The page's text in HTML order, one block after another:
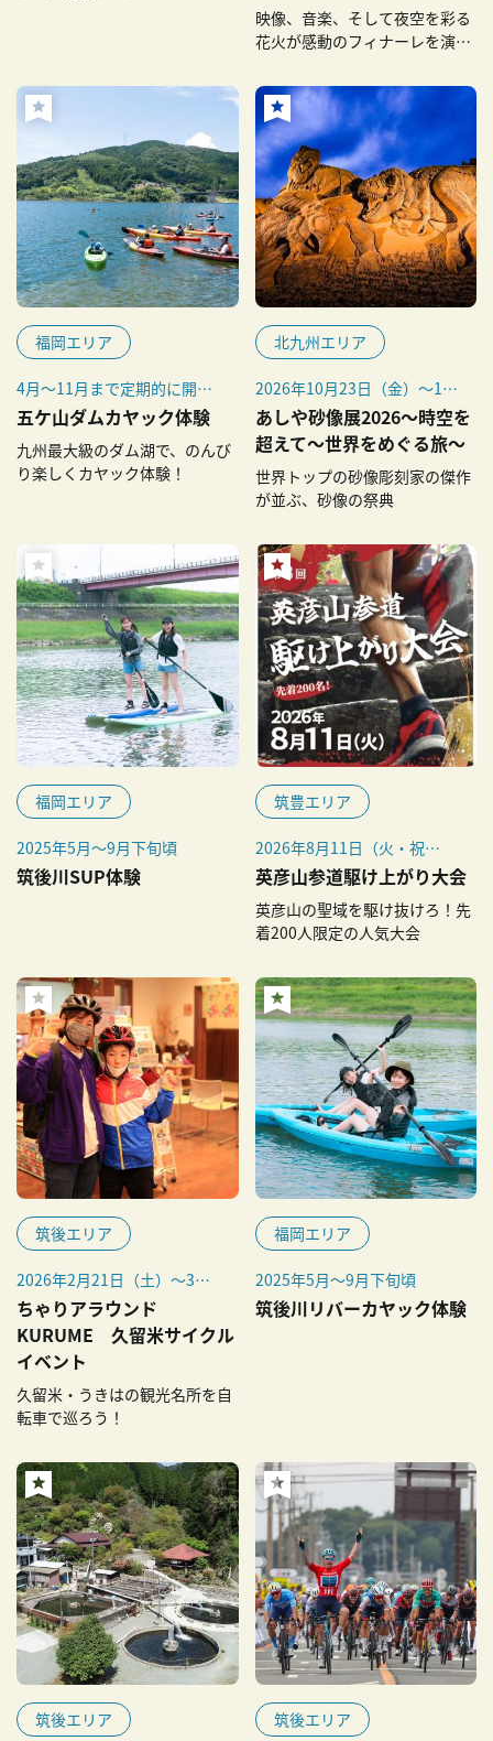
映像、音楽、そして夜空を彩る
花火が感動のフィナーレを演
福岡エリア
4月～11月まで定期的に開
催。詳細は下記予約サイトを
五ケ山ダムカヤック体験
九州最大級のダム湖で、のんび
り楽しくカヤック体験！
北九州エリア
2026年10月23日（金）～11
月8日（日）
あしや砂像展2026～時空を
超えて～世界をめぐる旅～
世界トップの砂像彫刻家の傑作
が並ぶ、砂像の祭典
福岡エリア
2025年5月～9月下旬頃
筑後川SUP体験
筑豊エリア
2026年8月11日（火・祝）
雨天決行・悪天中止
英彦山参道駆け上がり大会
英彦山の聖域を駆け抜けろ！先
着200人限定の人気大会
筑後エリア
2026年2月21日（土）～3月8
日（日）
※期間内ならいつでも参加可
能です
ちゃりアラウンド
KURUME 久留米サイクル
イベント
久留米・うきはの観光名所を自
転車で巡ろう！
福岡エリア
2025年5月～9月下旬頃
筑後川リバーカヤック体験
筑後エリア 筑後エリア